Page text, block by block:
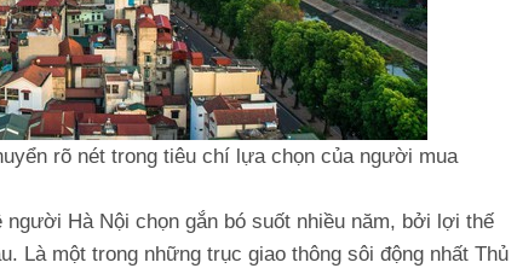
rõ nét trong tiêu chí lựa chọn của người mua
Hà Nội chọn gắn bó suốt nhiều năm, bởi lợi thế
Là một trong những trục giao thông sôi động nhất Thủ